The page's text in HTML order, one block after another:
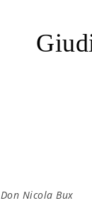
Don Nicola Bux